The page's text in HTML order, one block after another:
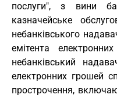
послуги", з вини
казначейське
небанківського
емітента
небанківський
електронних грошей
прострочення,